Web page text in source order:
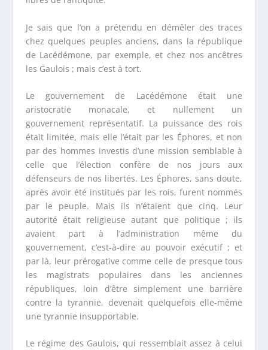
Je sais que l’on a prétendu en démêler des traces
chez quelques peuples anciens, dans la république
de Lacédémone, par exemple, et chez nos ancêtres
les Gaulois ; mais c’est à tort.
Le gouvernement de Lacédémone était une
aristocratie monacale, et nullement un
gouvernement représentatif. La puissance des rois
était limitée, mais elle l’était par les Éphores, et non
par des hommes investis d’une mission semblable à
celle que l’élection confère de nos jours aux
défenseurs de nos libertés. Les Ėphores, sans doute,
après avoir été institués par les rois, furent nommés
par le peuple. Mais ils n’étaient que cinq. Leur
autorité était religieuse autant que politique ; ils
avaient part à l’administration même du
gouvernement, c’est-à-dire au pouvoir exécutif ; et
par là, leur prérogative comme celle de presque tous
les magistrats populaires dans les anciennes
républiques, loin d’être simplement une barrière
contre la tyrannie, devenait quelquefois elle-même
une tyrannie insupportable.
Le régime des Gaulois, qui ressemblait assez à celui